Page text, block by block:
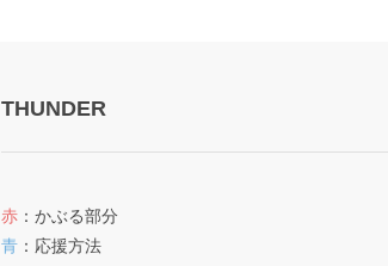
THUNDER
赤 ：かぶる部分
青 ：応援方法